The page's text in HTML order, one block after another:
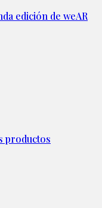
edición de weAR
productos